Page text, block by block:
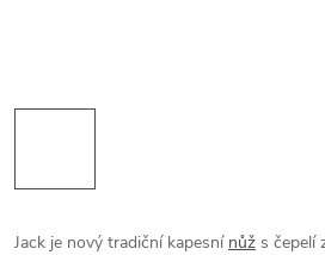
Jack je nový tradiční kapesní nůž s čepelí